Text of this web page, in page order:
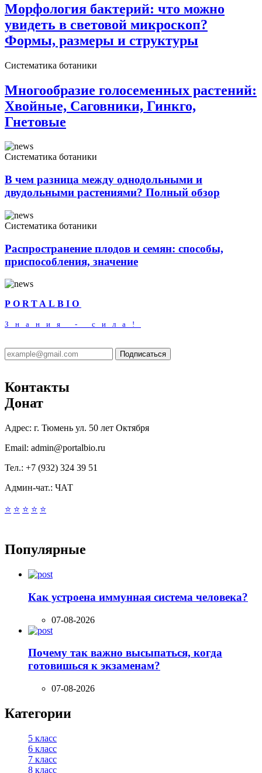
Морфология бактерий: что можно
увидеть в световой микроскоп?
Формы, размеры и структуры
Систематика ботаники
Многообразие голосеменных растений:
Хвойные, Саговники, Гинкго,
Гнетовые
Систематика ботаники
В чем разница между однодольными и
двудольными растениями? Полный обзор
Систематика ботаники
Распространение плодов и семян: способы,
приспособления, значение
PORTALBIO
Знания - сила!
Подписаться
Контакты
Донат
Адрес: г. Тюмень ул. 50 лет Октября
Email: admin@portalbio.ru
Тел.: +7 (932) 324 39 51
Админ-чат.: ЧАТ
⭐ ⭐ ⭐ ⭐ ⭐
Популярные
Как устроена иммунная система человека?
07-08-2026
Почему так важно высыпаться, когда
готовишься к экзаменам?
07-08-2026
Категории
5 класс
6 класс
7 класс
8 класс